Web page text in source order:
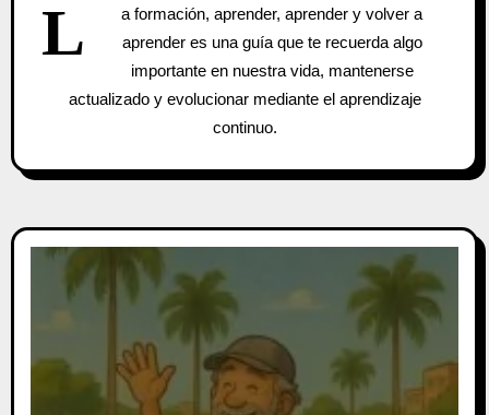
L
a formación, aprender, aprender y volver a
aprender es una guía que te recuerda algo
importante en nuestra vida, mantenerse
actualizado y evolucionar mediante el aprendizaje
continuo.